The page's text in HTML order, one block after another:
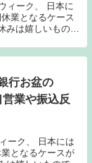
ィーク、 日本に
業となるケース
みは嬉しいもので
行お盆の
業や振込反
ーク、 日本には
となるケースが